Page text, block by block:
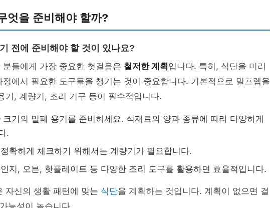
엇을 준비해야 할까?
전에 준비해야 할 것이 있나요?
들에게 가장 중요한 첫걸음은 철저한 계획 입니다. 특히, 식단을 미리
에서 필요한 도구들을 챙기는 것이 중요합니다. 기본적으로 밀프렙을
기, 계량기, 조리 기구 등이 필수적입니다.
기의 밀폐 용기를 준비하세요. 식재료의 양과 종류에 따라 다양하게
.
확하게 체크하기 위해서는 계량기가 필요합니다.
지, 오븐, 핫플레이트 등 다양한 조리 도구를 활용하면 효율적입니다.
자신의 생활 패턴에 맞는 식단을 계획하는 것입니다. 계획이 없으면 결
능성이 높습니다.